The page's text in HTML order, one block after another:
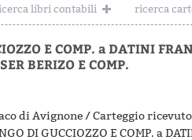
libri contabili ricerca
E COMP. a DATINI
BERIZO E COMP.
di Avignone / Carteggio
DI GUCCIOZZO E COMP. a